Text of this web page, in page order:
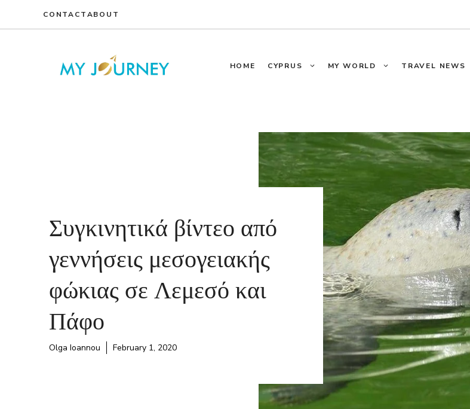
CONTACTABOUT
HOME CYPRUS MY WORLD TRAVEL NEWS
Συγκινητικά βίντεο από
γεννήσεις μεσογειακής
φώκιας σε Λεμεσό και
Πάφο
Olga Ioannou February 1, 2020